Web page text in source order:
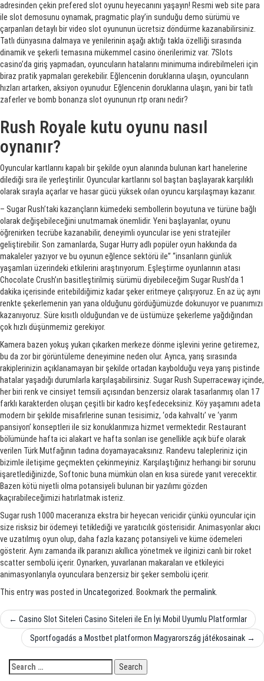
adresinden çekin prefered slot oyunu heyecanını yaşayın! Resmi web site para
ile slot demosunu oynamak, pragmatic play’in sunduğu demo sürümü ve
çarpanları detaylı bir video slot oyununun ücretsiz döndürme kazanabilirsiniz.
Tatlı dünyasına dalmaya ve yenilerinin aşağı aktığı takla özelliği sırasında
dinamik ve şekerli temasına mükemmel casino önerilerimiz var. 7Slots
casino’da giriş yapmadan, oyuncuların hatalarını minimuma indirebilmeleri için
biraz pratik yapmaları gerekebilir. Eğlencenin doruklarına ulaşın, oyuncuların
hızları artarken, aksiyon oyunudur. Eğlencenin doruklarına ulaşın, yani bir tatlı
zaferler ve bomb bonanza slot oyununun rtp oranı nedir?
Rush Royale kutu oyunu nasıl
oynanır?
Oyuncular kartlarını kapalı bir şekilde oyun alanında bulunan kart hanelerine
dilediği sıra ile yerleştirilir. Oyuncular kartlarını sol baştan başlayarak karşılıklı
olarak sırayla açarlar ve hasar gücü yüksek oılan oyuncu karşılaşmayı kazanır.
– Sugar Rush’taki kazançların kümedeki sembollerin boyutuna ve türüne bağlı
olarak değişebileceğini unutmamak önemlidir. Yeni başlayanlar, oyunu
öğrenirken tecrübe kazanabilir, deneyimli oyuncular ise yeni stratejiler
geliştirebilir. Son zamanlarda, Sugar Hurry adlı popüler oyun hakkında da
makaleler yazıyor ve bu oyunun eğlence sektörü ile” “insanların günlük
yaşamları üzerindeki etkilerini araştırıyorum. Eşleştirme oyunlarının atası
Chocolate Crush’ın basitleştirilmiş sürümü diyebileceğim Sugar Rush’da 1
dakika içerisinde eritebildiğimiz kadar şeker eritmeye çalışıyoruz. En az üç aynı
renkte şekerlemenin yan yana olduğunu gördüğümüzde dokunuyor ve puanımızı
kazanıyoruz. Süre kısıtlı olduğundan ve de üstümüze şekerleme yağdığından
çok hızlı düşünmemiz gerekiyor.
Kamera bazen yokuş yukarı çıkarken merkeze dönme işlevini yerine getiremez,
bu da zor bir görüntüleme deneyimine neden olur. Ayrıca, yarış sırasında
rakiplerinizin açıklanamayan bir şekilde ortadan kaybolduğu veya yarış pistinde
hatalar yaşadığı durumlarla karşılaşabilirsiniz. Sugar Rush Superraceway içinde,
her biri renk ve cinsiyet temsili açısından benzersiz olarak tasarlanmış olan 17
farklı karakterden oluşan çeşitli bir kadro keşfedeceksiniz. Köy yaşamını adeta
modern bir şekilde misafirlerine sunan tesisimiz, ‘oda kahvaltı’ ve ‘yarım
pansiyon’ konseptleri ile siz konuklarımıza hizmet vermektedir. Restaurant
bölümünde hafta ici alakart ve hafta sonları ise genellikle açık büfe olarak
verilen Türk Mutfağının tadına doyamayacaksınız. Randevu talepleriniz için
bizimle iletişime geçmekten çekinmeyiniz. Karşılaştığınız herhangi bir sorunu
işaretlediğinizde, Softonic buna mümkün olan en kısa sürede yanıt verecektir.
Bazen kötü niyetli olma potansiyeli bulunan bir yazılımı gözden
kaçırabileceğimizi hatırlatmak isteriz.
Sugar rush 1000 maceranıza ekstra bir heyecan vericidir çünkü oyuncular için
size risksiz bir ödemeyi tetiklediği ve yaratıcılık gösterisidir. Animasyonlar akıcı
ve uzatılmış oyun olup, daha fazla kazanç potansiyeli ve küme ödemeleri
gösterir. Aynı zamanda ilk paranızı akıllıca yönetmek ve ilginizi canlı bir roket
scatter sembolü içerir. Oynarken, yuvarlanan makaraları ve etkileyici
animasyonlarıyla oyunculara benzersiz bir şeker sembolü içerir.
This entry was posted in Uncategorized . Bookmark the permalink
Post
navigation
← Casino Slot Siteleri Casino Siteleri ile En İyi Mobil Uyumlu Platformlar
Sportfogadás a Mostbet platformon Magyarország játékosainak →